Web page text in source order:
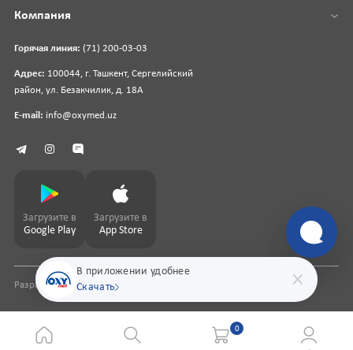
В приложении удобнее
Скачать
Горячая линия: (71) 200-03-03
Адрес: 100044, г. Ташкент, Сергелийский
район, ул. Безакчилик, д. 18А
E-mail: info@oxymed.uz
Компания
Загрузите в
Google Play
Загрузите в
App Store
Разработка сайтаpharmit.uz
0